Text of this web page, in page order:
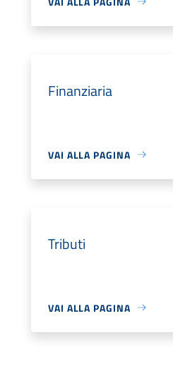
Finanziaria
VAI ALLA PAGINA
Tributi
VAI ALLA PAGINA